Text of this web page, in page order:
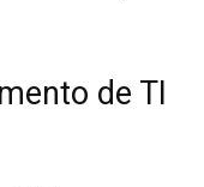
de TI